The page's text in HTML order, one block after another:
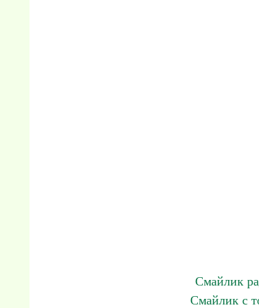
Смайлик
Смайлик с